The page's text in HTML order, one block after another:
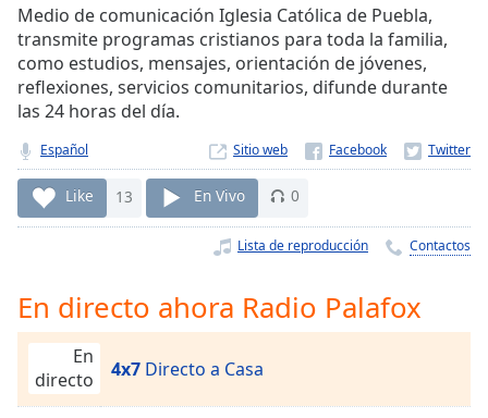
0.00%
Stream
TypeLIVE
Seek to
live,
currently
behind
live LIVE
Remaining
Time-
Playback
Rate
Chapters
Medio de comunicación Iglesia Católica de Puebla,
transmite programas cristianos para toda la familia,
como estudios, mensajes, orientación de jóvenes,
reflexiones, servicios comunitarios, difunde durante
las 24 horas del día.
Español Sitio web
Like 13 En Vivo 0
Lista de reproducción Contactos
En directo ahora Radio Palafox
En
directo
4x7 Directo a Casa